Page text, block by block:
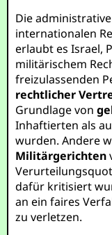
Die
internationalen
erlaubt es Israel,
militärischem
freizulassenden
rechtlicher
Grundlage von
Inhaftierten als
wurden. Andere
Militärgerichten
dafür kritisiert
an ein faires
zu verletzen.